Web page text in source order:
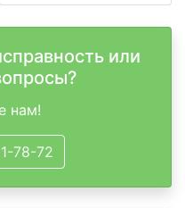
или
нам!
78-72